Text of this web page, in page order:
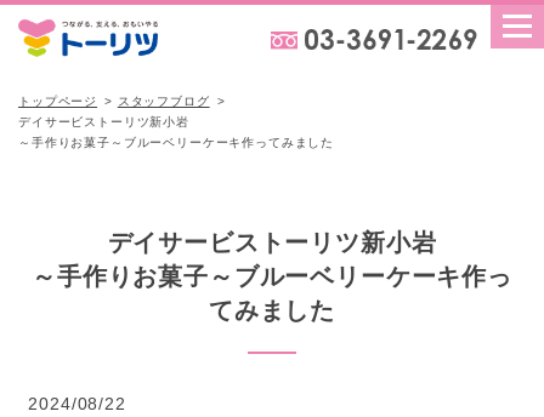
トップページ
スタッフブログ
デイサービストーリツ新小岩
～手作りお菓子～ブルーベリーケーキ作ってみました
デイサービストーリツ新小岩
～手作りお菓子～ブルーベリーケーキ作っ
てみました
2024/08/22